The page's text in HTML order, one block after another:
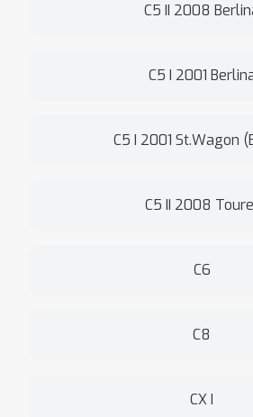
C5 II 2008
C5 I 2001
C5 I 2001 St.Wagon
C5 II 2008
C6
C8
CX I